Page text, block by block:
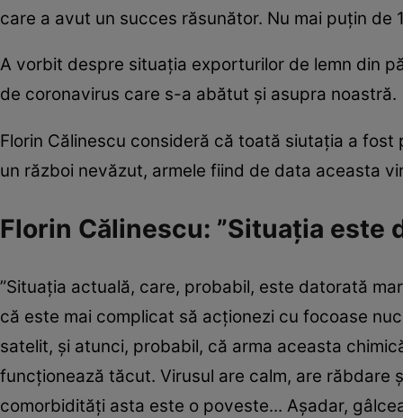
care a avut un succes răsunător. Nu mai puțin
A vorbit despre situația exporturilor de lemn din
de coronavirus care s-a abătut și asupra noastră.
Florin Călinescu consideră că toată siutația a
un război nevăzut, armele fiind de data aceasta
Florin Călinescu: ”Situația este
”Situația actuală, care, probabil, este datorată
că este mai complicat să acționezi cu focoase
satelit, și atunci, probabil, că arma aceasta
funcționează tăcut. Virusul are calm, are răbdare
comorbidități asta este o poveste... Așadar,